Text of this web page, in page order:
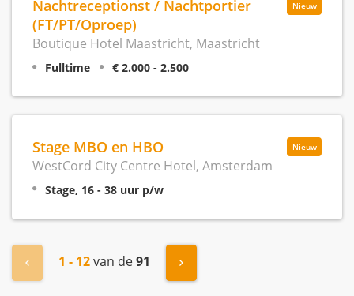
Nieuw
Nachtreceptionst / Nachtportier
(FT/PT/Oproep)
Boutique Hotel Maastricht, Maastricht
Fulltime € 2.000 - 2.500
Nieuw
Stage MBO en HBO
WestCord City Centre Hotel, Amsterdam
Stage, 16 - 38 uur p/w
« Vorige1 - 12van de91 Volgende »